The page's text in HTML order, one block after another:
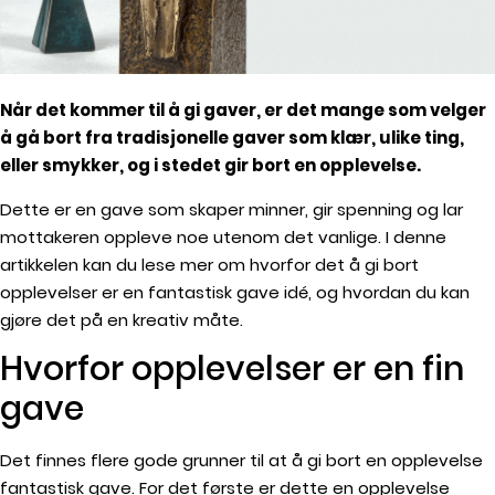
Når det kommer til å gi gaver, er det mange som velger
å gå bort fra tradisjonelle gaver som klær, ulike ting,
eller smykker, og i stedet gir bort en opplevelse.
Dette er en gave som skaper minner, gir spenning og lar
mottakeren oppleve noe utenom det vanlige. I denne
artikkelen kan du lese mer om hvorfor det å gi bort
opplevelser er en fantastisk gave idé, og hvordan du kan
gjøre det på en kreativ måte.
Hvorfor opplevelser er en fin
gave
Det finnes flere gode grunner til at å gi bort en opplevelse
fantastisk gave. For det første er dette en opplevelse